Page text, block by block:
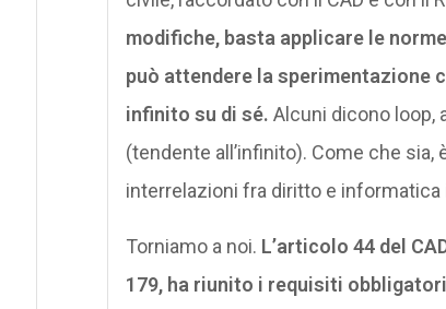
modifiche, basta applicare le
può attendere la sperimentazione
infinito su di sé. Alcuni dicono loop,
(tendente all’infinito). Come che
interrelazioni fra diritto e
Torniamo a noi. L’articolo 44 del
179, ha riunito i requisiti